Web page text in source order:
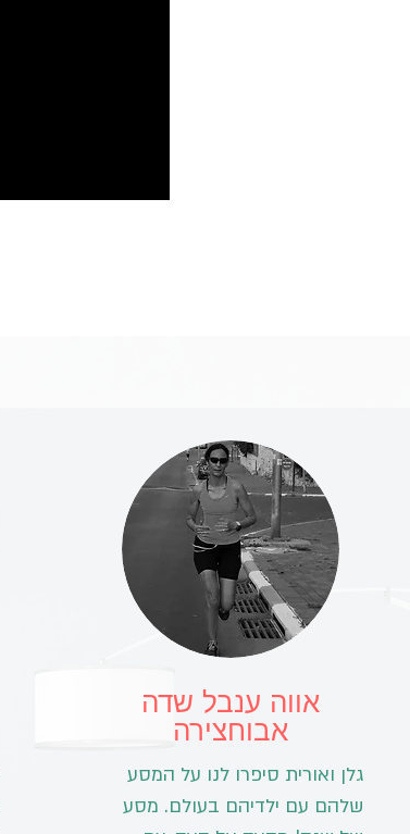
אווה ענבל שדה
אבוחצירה
גלן ואורית סיפרו לנו על המסע
שלהם עם ילדיהם בעולם. מסע